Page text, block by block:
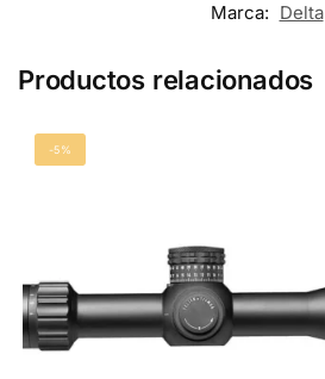
Marca: Delta
Productos relacionados
-5%